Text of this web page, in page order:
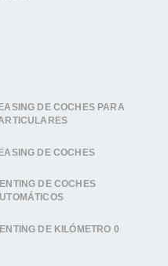
DE COCHES PARA
DE COCHES
DE COCHES
DE KILÓMETRO 0